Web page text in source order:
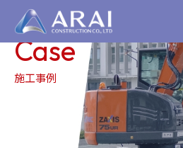
Case
施工事例